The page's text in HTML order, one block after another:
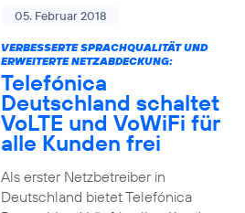
05. Februar 2018
VERBESSERTE SPRACHQUALITÄT UND
ERWEITERTE NETZABDECKUNG:
Telefónica
Deutschland schaltet
VoLTE und VoWiFi für
alle Kunden frei
Als erster Netzbetreiber in
Deutschland bietet Telefónica